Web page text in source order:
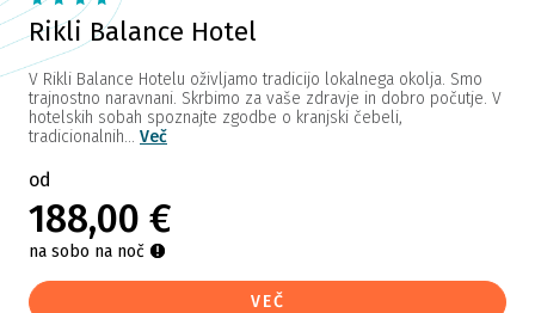
Rikli Balance Hotel
V Rikli Balance Hotelu oživljamo tradicijo lokalnega okolja. Smo
trajnostno naravnani. Skrbimo za vaše zdravje in dobro počutje. V
hotelskih sobah spoznajte zgodbe o kranjski čebeli,
tradicionalnih... Več
od
188,00 €
na sobo na noč
VEČ